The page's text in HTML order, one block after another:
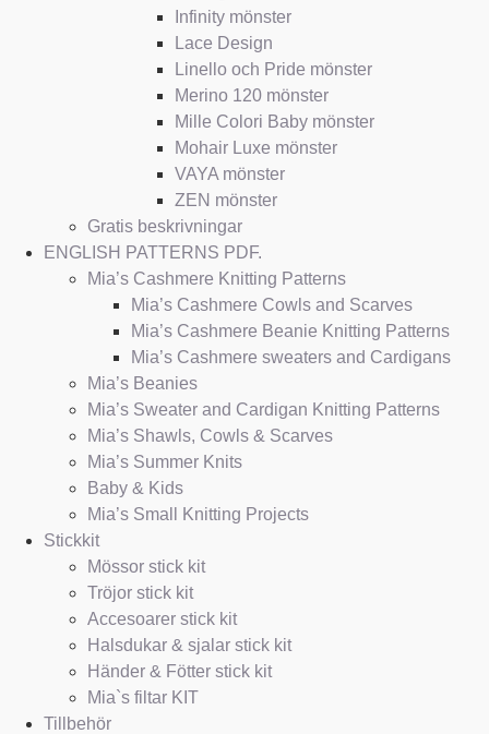
Infinity mönster
Lace Design
Linello och Pride mönster
Merino 120 mönster
Mille Colori Baby mönster
Mohair Luxe mönster
VAYA mönster
ZEN mönster
Gratis beskrivningar
ENGLISH PATTERNS PDF.
Mia’s Cashmere Knitting Patterns
Mia’s Cashmere Cowls and Scarves
Mia’s Cashmere Beanie Knitting Patterns
Mia’s Cashmere sweaters and Cardigans
Mia’s Beanies
Mia’s Sweater and Cardigan Knitting Patterns
Mia’s Shawls, Cowls & Scarves
Mia’s Summer Knits
Baby & Kids
Mia’s Small Knitting Projects
Stickkit
Mössor stick kit
Tröjor stick kit
Accesoarer stick kit
Halsdukar & sjalar stick kit
Händer & Fötter stick kit
Mia`s filtar KIT
Tillbehör